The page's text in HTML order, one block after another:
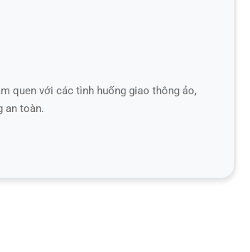
quen với các tình huống giao thông ảo,
an toàn.